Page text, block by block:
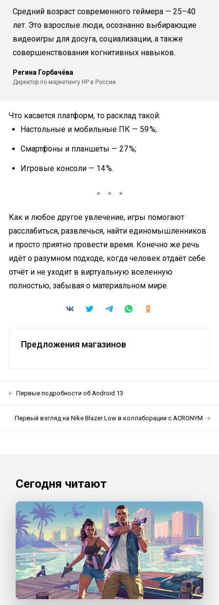
Средний возраст современного геймера — 25–40
лет. Это взрослые люди, осознанно выбирающие
видеоигры для досуга, социализации, а также
совершенствования когнитивных навыков.
Регина Горбачёва
Директор по маркетингу HP в России
Что касается платформ, то расклад такой:
Настольные и мобильные ПК — 59 %;
Смартфоны и планшеты — 27 %;
Игровые консоли — 14 %.
Как и любое другое увлечение, игры помогают
расслабиться, развлечься, найти единомышленников
и просто приятно провести время. Конечно же речь
идёт о разумном подходе, когда человек отдаёт себе
отчёт и не уходит в виртуальную вселенную
полностью, забывая о материальном мире.
Предложения магазинов
Первые подробности об Android 13
Первый взгляд на Nike Blazer Low в коллаборации с ACRONYM
Сегодня читают